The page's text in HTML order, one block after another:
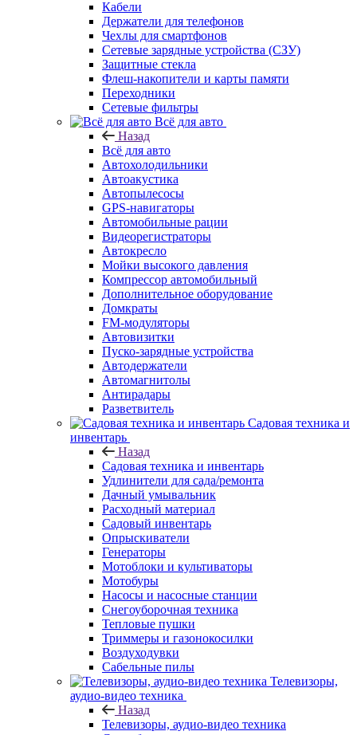
Кабели
Держатели для телефонов
Чехлы для смартфонов
Сетевые зарядные устройства (СЗУ)
Защитные стекла
Флеш-накопители и карты памяти
Переходники
Сетевые фильтры
Всё для авто
Назад
Всё для авто
Автохолодильники
Автоакустика
Автопылесосы
GPS-навигаторы
Автомобильные рации
Видеорегистраторы
Автокресло
Мойки высокого давления
Компрессор автомобильный
Дополнительное оборудование
Домкраты
FM-модуляторы
Автовизитки
Пуско-зарядные устройства
Автодержатели
Автомагнитолы
Антирадары
Разветвитель
Садовая техника и
инвентарь
Назад
Садовая техника и инвентарь
Удлинители для сада/ремонта
Дачный умывальник
Расходный материал
Садовый инвентарь
Опрыскиватели
Генераторы
Мотоблоки и культиваторы
Мотобуры
Насосы и насосные станции
Снегоуборочная техника
Тепловые пушки
Триммеры и газонокосилки
Воздуходувки
Сабельные пилы
Телевизоры,
аудио-видео техника
Назад
Телевизоры, аудио-видео техника